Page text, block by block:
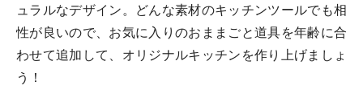
ュラルなデザイン。どんな素材のキッチンツールでも相
性が良いので、お気に入りのおままごと道具を年齢に合
わせて追加して、オリジナルキッチンを作り上げましょ
う！